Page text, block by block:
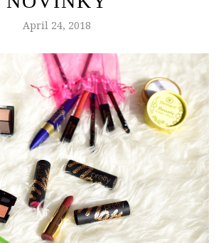
April 24, 2018